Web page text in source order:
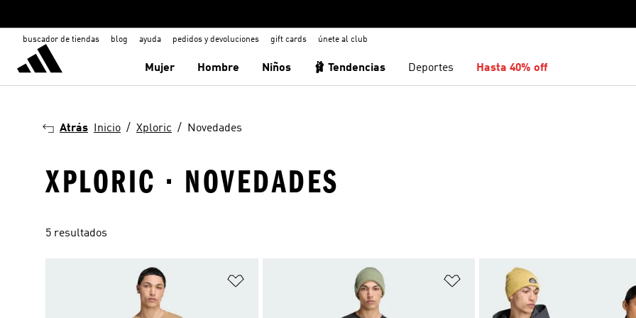
buscador de tiendas blog ayuda pedidos y devoluciones gift cards únete al club
Mujer Hombre Niños 🩰 Tendencias Deportes Hasta 40% off
Atrás Inicio Xploric Novedades
XPLORIC · NOVEDADES
5 resultados
Añadir a la lista de deseos Añadir a la lista de deseos